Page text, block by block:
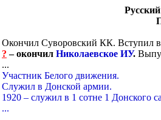
Окончил Суворовский КК. Вступил
? – окончил Николаевское ИУ.
...
Участник Белого движения.
Служил в Донской армии.
1920 – служил в 1 сотне 1 Донского
...